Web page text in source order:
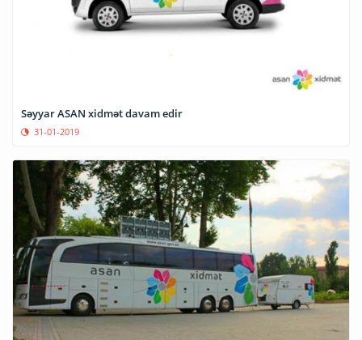
Səyyar ASAN xidmət davam edir
31-01-2019